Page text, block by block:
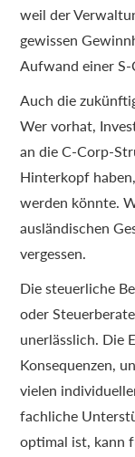
weil der
gewissen
Aufwand einer
Auch die
Wer vorhat,
an die C-Corp-
Hinterkopf
werden könnte.
ausländischen
vergessen.
Die steuerliche
oder
unerlässlich. Die
Konsequenzen,
vielen
fachliche
optimal ist, kann